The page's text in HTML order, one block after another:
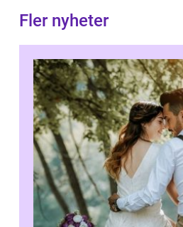
Fler nyheter